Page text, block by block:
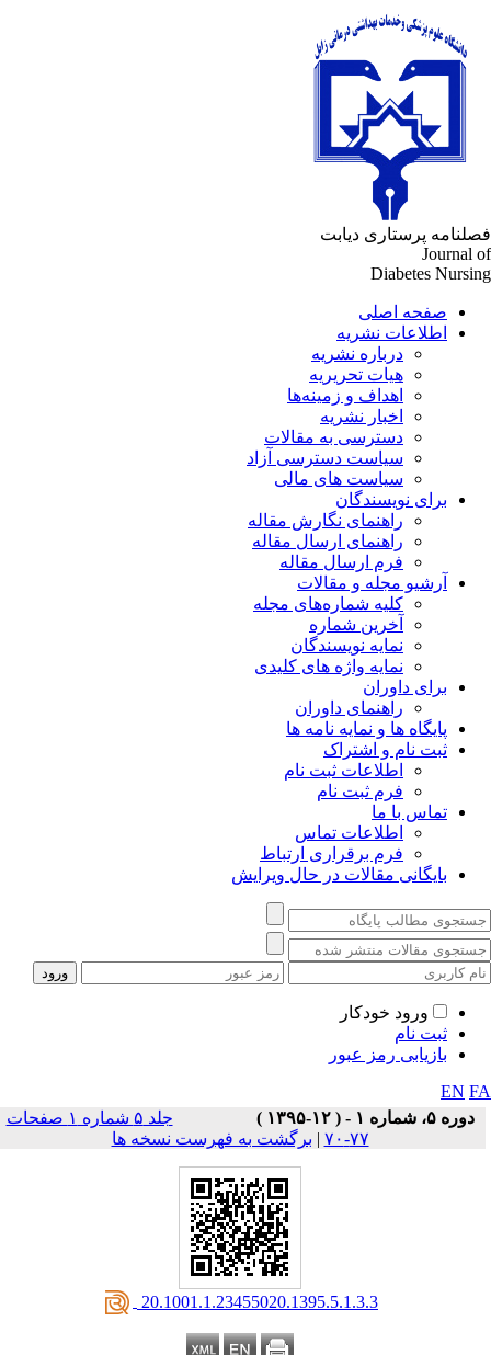
پرستاری دیابت
Journal
Diabetes
صفحه اصلی
اطلاعات نشریه
درباره نشریه
هیات تحریریه
اهداف و زمینه‌ها
اخبار نشریه
دسترسی به مقالات
سیاست دسترسی آزاد
سیاست های مالی
برای نویسندگان
راهنمای نگارش مقاله
راهنمای ارسال مقاله
فرم ارسال مقاله
آرشیو مجله و مقالات
کلیه شماره‌های مجله
آخرین شماره
نمایه نویسندگان
نمایه واژه های کلیدی
برای داوران
راهنمای داوران
پایگاه ها و نمایه نامه ها
ثبت نام و اشتراک
اطلاعات ثبت نام
فرم ثبت نام
تماس با ما
اطلاعات تماس
فرم برقراری ارتباط
بایگانی مقالات در حال ویرایش
ورود خودکار
ثبت نام
بازیابی رمز عبور
EN
دوره ۵، شماره ۱ - ( ۱۲-۱۳۹۵ )
جلد ۵ شماره ۱ صفحات
۷۷-۷۰
| برگشت به فهرست نسخه ها
‎ 20.1001.1.23455020.1395.5.1.3.3